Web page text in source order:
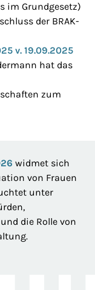
im Grundgesetz)
der BRAK-
v. 19.09.2025
hat das
zum
widmet sich
von Frauen
unter
die Rolle von